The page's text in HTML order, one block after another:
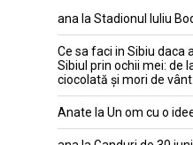
ana la Stadionul Iuliu
Ce sa faci in Sibiu daca
Sibiul prin ochii mei: de
ciocolată și mori de vânt
Anate la Un om cu o